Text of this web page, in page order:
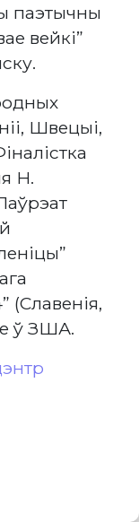
паэтычны
вейкі”
Швецыі,
Н.
(Славенія,
ў ЗША.